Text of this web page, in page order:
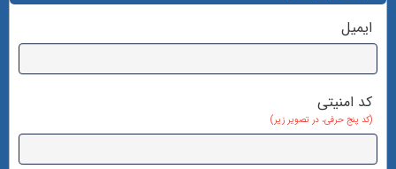
ایمیل
کد امنیتی
(کد پنج حرفی، در تصویر زیر)